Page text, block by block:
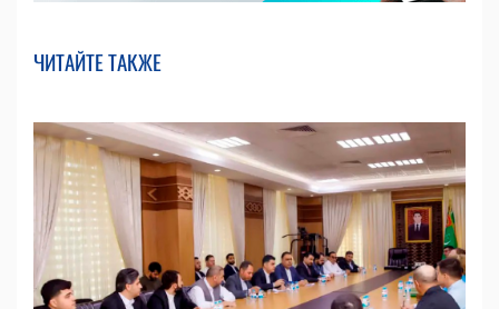
ЧИТАЙТЕ ТАКЖЕ